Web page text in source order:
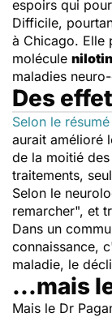
espoirs qui
Difficile,
à Chicago. Elle
molécule
maladies
Des
Selon le
aurait amélioré
de la moitié
traitements,
Selon le
remarcher", et
Dans un
connaissance,
maladie, le
...mais
Mais le Dr